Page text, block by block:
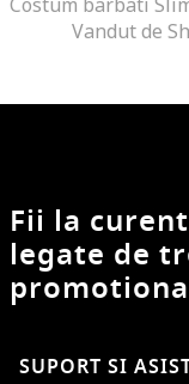
Vandut de
Fii la
legate de
SUPORT SI